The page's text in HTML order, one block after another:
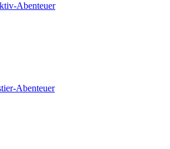
Abenteuer
Abenteuer